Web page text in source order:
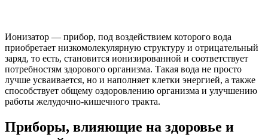
Ионизатор — прибор, под воздействием которого вода
приобретает низкомолекулярную структуру и отрицательный
заряд, то есть, становится ионизированной и соответствует
потребностям здорового организма. Такая вода не просто
лучше усваивается, но и наполняет клетки энергией, а также
способствует общему оздоровлению организма и улучшению
работы желудочно-кишечного тракта.
Приборы, влияющие на здоровье и